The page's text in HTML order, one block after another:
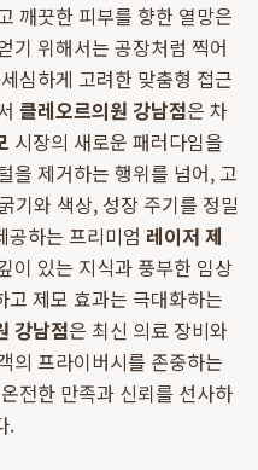
깨끗한 피부를 향한 열망은
기 위해서는 공장처럼 찍어
심하게 고려한 맞춤형 접근
클레오르의원 강남점은 차
시장의 새로운 패러다임을
을 제거하는 행위를 넘어, 고
기와 색상, 성장 주기를 정밀
공하는 프리미엄 레이저 제
이 있는 지식과 풍부한 임상
제모 효과는 극대화하는
강남점은 최신 의료 장비와
의 프라이버시를 존중하는
전한 만족과 신뢰를 선사하
.